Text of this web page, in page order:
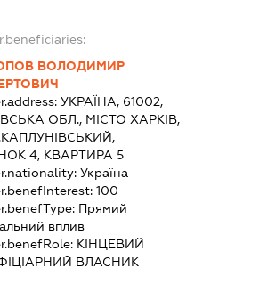
ВОЛОДИМИР
УКРАЇНА, 61002,
ОБЛ., МІСТО ХАРКІВ,
4, КВАРТИРА 5
Україна
100
Прямий
вплив
КІНЦЕВИЙ
ВЛАСНИК